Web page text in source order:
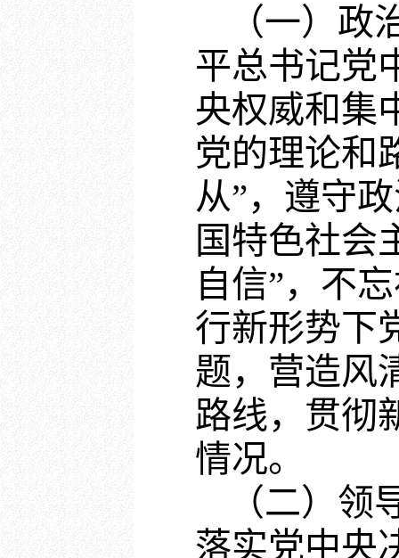
（一）
平总书记党
央权威和集
党的理论和
从”，遵守
国特色社会
自信”，不
行新形势下
题，营造风
路线，贯彻
情况。
（二）
落实党中央